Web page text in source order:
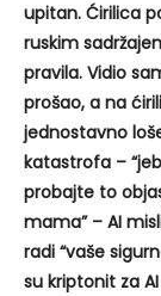
upitan. Ćirilica
ruskim
pravila. Vidio
prošao, a na
jednostavno
katastrofa –
probajte to
mama” – AI
radi “vaše
su kriptonit za